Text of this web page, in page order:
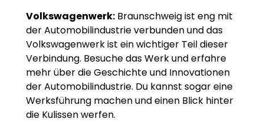
Volkswagenwerk:Braunschweig ist eng mit
der Automobilindustrie verbunden und das
Volkswagenwerk ist ein wichtiger Teil dieser
Verbindung. Besuche das Werk und erfahre
mehr über die Geschichte und Innovationen
der Automobilindustrie. Du kannst sogar eine
Werksführung machen und einen Blick hinter
die Kulissen werfen.